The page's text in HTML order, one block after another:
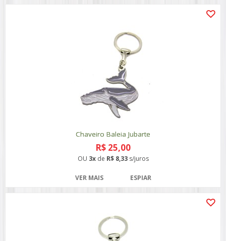
Chaveiro Baleia Jubarte
R$ 25,00
OU 3xde R$ 8,33s/juros
VER MAIS ESPIAR